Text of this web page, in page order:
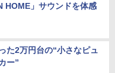
HOME」サウンドを体感
た2万円台の“小さなピュ
ー”